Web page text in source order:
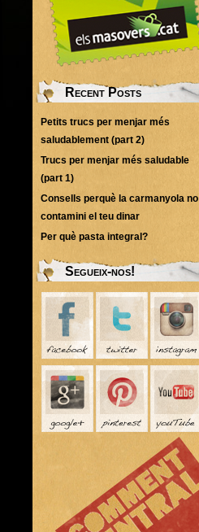
Recent Posts
Petits trucs per menjar més
saludablement (part 2)
Trucs per menjar més saludable
(part 1)
Consells perquè la carmanyola no
contamini el teu dinar
Per què pasta integral?
Segueix-nos!